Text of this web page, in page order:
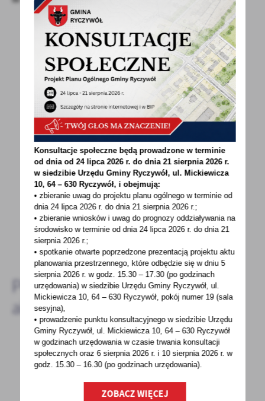
POWRÓT UDOSTĘPNIJ
POPRZEDNI NASTĘPNY
Spodobała Ci się informacja? Zostaw nam swoją opinię
- to dla Ciebie staramy się być najlepsi, a Twoje zdanie
bardzo nam w tym pomoże!
Pozostałe
aktualności
29 - 11 - 2021
XXXII Sesja Rady Gminy w dniu 26 listopada
Konsultacje społeczne będą prowadzone w terminie
od dnia od 24 lipca 2026 r. do dnia 21 sierpnia 2026 r.
w siedzibie Urzędu Gminy Ryczywół, ul. Mickiewicza
10, 64 – 630 Ryczywół, i obejmują:
• zbieranie uwag do projektu planu ogólnego w terminie od
dnia 24 lipca 2026 r. do dnia 21 sierpnia 2026 r.;
• zbieranie wniosków i uwag do prognozy oddziaływania na
środowisko w terminie od dnia 24 lipca 2026 r. do dnia 21
sierpnia 2026 r.;
• spotkanie otwarte poprzedzone prezentacją projektu aktu
planowania przestrzennego, które odbędzie się w dniu 5
sierpnia 2026 r.w godz. 15.30 – 17.30 (po godzinach
urzędowania) w siedzibie Urzędu Gminy Ryczywół, ul.
Mickiewicza 10, 64 – 630 Ryczywół, pokójnumer 19 (sala
sesyjna),
• prowadzenie punktu konsultacyjnego w siedzibie Urzędu
Gminy Ryczywół, ul. Mickiewicza 10, 64 – 630 Ryczywół
w godzinachurzędowania w czasie trwania konsultacji
społecznych oraz 6 sierpnia 2026 r. i 10 sierpnia 2026 r. w
godz. 15.30 – 16.30 (po godzinachurzędowania).
ZOBACZ WIĘCEJ